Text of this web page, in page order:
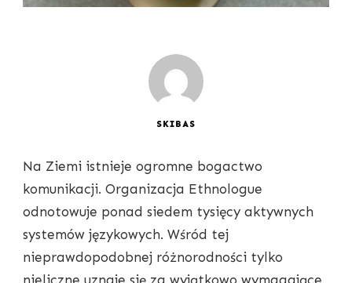
SKIBAS
Na Ziemi istnieje ogromne bogactwo
komunikacji. Organizacja Ethnologue
odnotowuje ponad siedem tysięcy aktywnych
systemów językowych. Wśród tej
nieprawdopodobnej różnorodności tylko
nieliczne uznaje się za wyjątkowo wymagające